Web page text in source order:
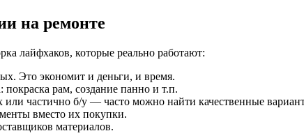
на ремонте
лайфхаков, которые реально работают:
Это экономит и деньги, и время.
покраска рам, создание панно и т.п.
частично б/у — часто можно найти качественные
вместо их покупки.
материалов.